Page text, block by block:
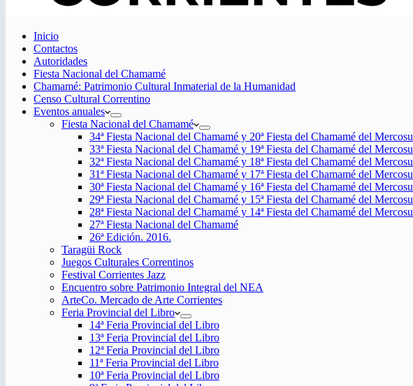
Inicio
Contactos
Autoridades
Fiesta Nacional del Chamamé
Chamamé: Patrimonio Cultural Inmaterial de la Humanidad
Censo Cultural Correntino
Eventos anuales
Fiesta Nacional del Chamamé
34ª Fiesta Nacional del Chamamé y 20ª Fiesta del Chamamé del
33ª Fiesta Nacional del Chamamé y 19ª Fiesta del Chamamé del
32ª Fiesta Nacional del Chamamé y 18ª Fiesta del Chamamé del
31ª Fiesta Nacional del Chamamé y 17ª Fiesta del Chamamé del
30ª Fiesta Nacional del Chamamé y 16ª Fiesta del Chamamé del
29ª Fiesta Nacional del Chamamé y 15ª Fiesta del Chamamé del
28ª Fiesta Nacional del Chamamé y 14ª Fiesta del Chamamé del
27ª Fiesta Nacional del Chamamé
26ª Edición. 2016.
Taragüi Rock
Juegos Culturales Correntinos
Festival Corrientes Jazz
Encuentro sobre Patrimonio Integral del NEA
ArteCo. Mercado de Arte Corrientes
Feria Provincial del Libro
14ª Feria Provincial del Libro
13ª Feria Provincial del Libro
12ª Feria Provincial del Libro
11ª Feria Provincial del Libro
10ª Feria Provincial del Libro